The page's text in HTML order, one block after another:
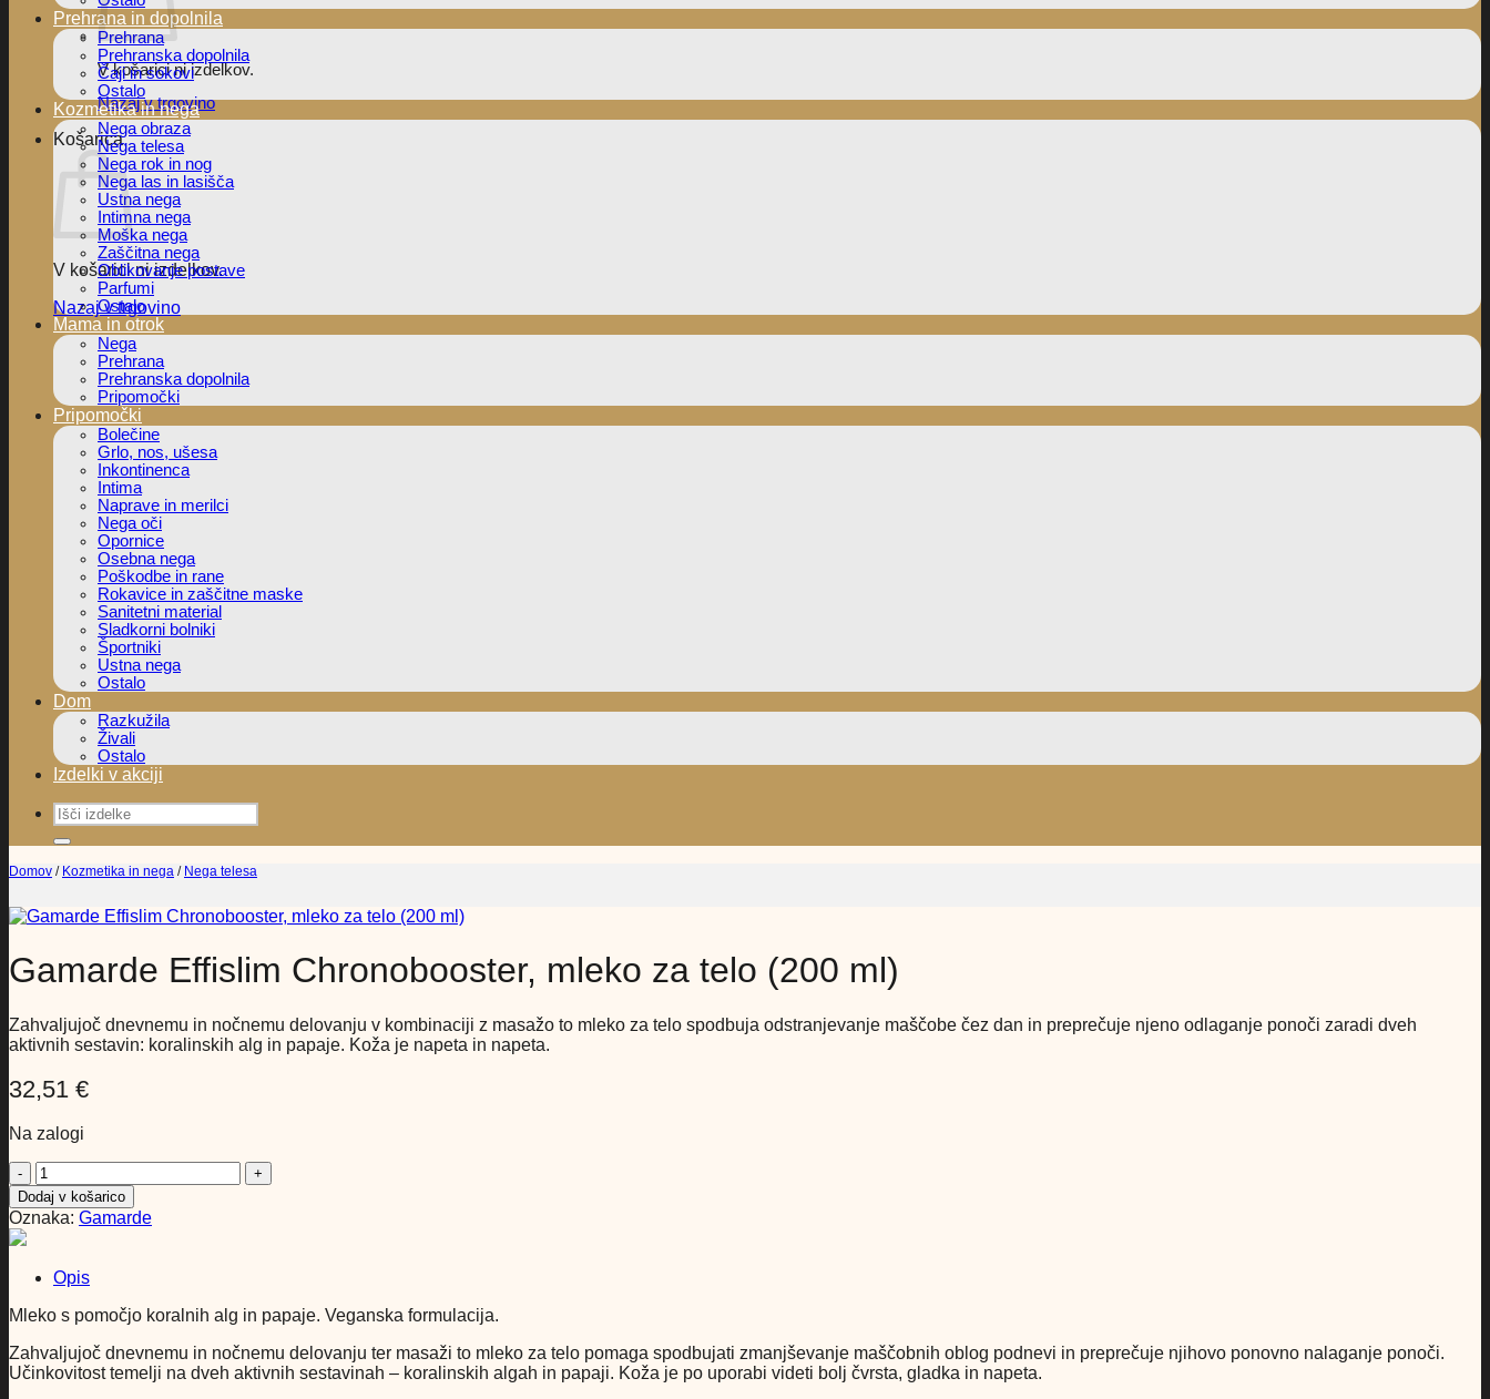
V košarici ni izdelkov.
Nazaj v trgovino
Košarica
V košarici ni izdelkov.
Nazaj v trgovino
Prehrana in dopolnila
Prehrana
Prehranska dopolnila
Čaji in sokovi
Ostalo
Kozmetika in nega
Nega obraza
Nega telesa
Nega rok in nog
Nega las in lasišča
Ustna nega
Intimna nega
Moška nega
Zaščitna nega
Oblikovanje postave
Parfumi
Ostalo
Mama in otrok
Nega
Prehrana
Prehranska dopolnila
Pripomočki
Pripomočki
Bolečine
Grlo, nos, ušesa
Inkontinenca
Intima
Naprave in merilci
Nega oči
Opornice
Osebna nega
Poškodbe in rane
Rokavice in zaščitne maske
Sanitetni material
Sladkorni bolniki
Športniki
Ustna nega
Ostalo
Dom
Razkužila
Živali
Ostalo
Izdelki v akciji
Išči:
Domov / Kozmetika in nega / Nega telesa
Gamarde Effislim Chronobooster, mleko za telo (200 ml)
Zahvaljujoč dnevnemu in nočnemu delovanju v kombinaciji z masažo to mleko za telo spodbuja odstranjevanje maščobe čez dan in preprečuje njeno odlaganje ponoči zaradi dveh
aktivnih sestavin: koralinskih alg in papaje. Koža je napeta in napeta.
32,51 €
Na zalogi
Gamarde
Effislim
Chronobooster,
mleko
telo
(200
ml)
količina
Dodaj v košarico
Oznaka: Gamarde
Opis
Mleko s pomočjo koralnih alg in papaje. Veganska formulacija.
Zahvaljujoč dnevnemu in nočnemu delovanju ter masaži to mleko za telo pomaga spodbujati zmanjševanje maščobnih oblog podnevi in preprečuje njihovo ponovno nalaganje ponoči.
Učinkovitost temelji na dveh aktivnih sestavinah – koralinskih algah in papaji. Koža je po uporabi videti bolj čvrsta, gladka in napeta.